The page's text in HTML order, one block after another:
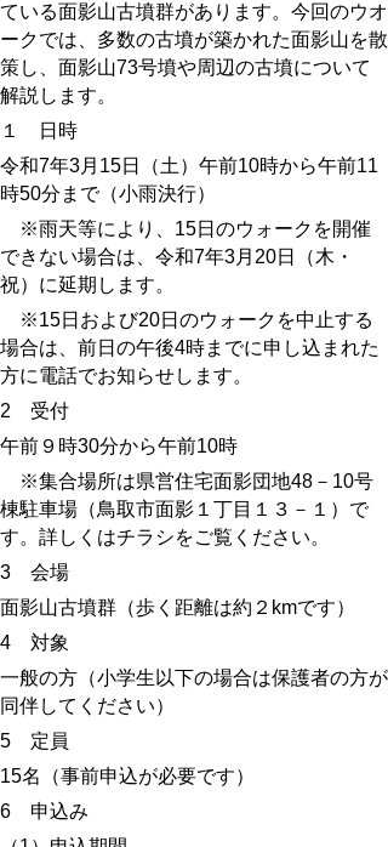
ている面影山古墳群があります。今回のウオ
ークでは、多数の古墳が築かれた面影山を散
策し、面影山73号墳や周辺の古墳について
解説します。
１ 日時
令和7年3月 15日（土）午前10時から午前11
時50分まで（小雨決行）
※雨天等により、 15日のウォークを開催
できない場合は、令和7年3月 20日（木・
祝）に延期します。
※15日および20日のウォークを中止する
場合は、前日の午後4時までに申し込まれた
方に電話でお知らせします。
2 受付
午前９時30分から午前10時
※集合場所は県営住宅面影団地48 － 10号
棟駐車場（鳥取市面影１丁目１３－１）で
す。詳しくはチラシをご覧ください。
3 会場
面影山古墳群（歩く距離は約２kmです）
4 対象
一般の方（小学生以下の場合は保護者の方が
同伴してください）
5 定員
15名（事前申込が必要です）
6 申込み